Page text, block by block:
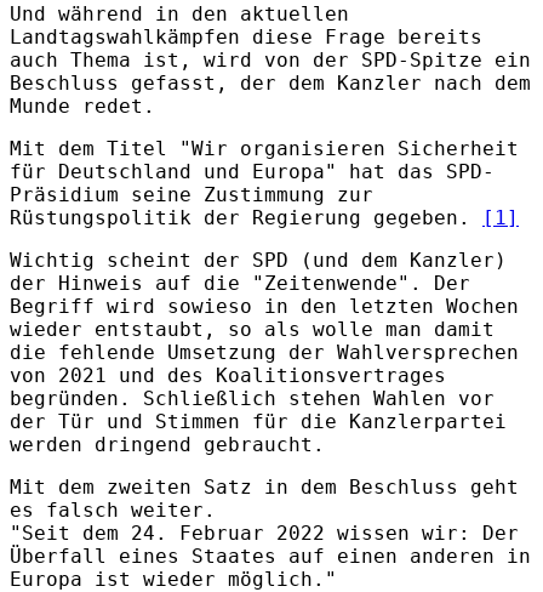
Und während in den aktuellen
Landtagswahlkämpfen diese Frage bereits
auch Thema ist, wird von der SPD-Spitze ein
Beschluss gefasst, der dem Kanzler nach dem
Munde redet.
Mit dem Titel "Wir organisieren Sicherheit
für Deutschland und Europa" hat das SPD-
Präsidium seine Zustimmung zur
Rüstungspolitik der Regierung gegeben.
[1]
Wichtig scheint der SPD (und dem Kanzler)
der Hinweis auf die "Zeitenwende". Der
Begriff wird sowieso in den letzten Wochen
wieder entstaubt, so als wolle man damit
die fehlende Umsetzung der Wahlversprechen
von 2021 und des Koalitionsvertrages
begründen. Schließlich stehen Wahlen vor
der Tür und Stimmen für die Kanzlerpartei
werden dringend gebraucht.
Mit dem zweiten Satz in dem Beschluss geht
es falsch weiter.
"Seit dem 24. Februar 2022 wissen wir: Der
Überfall eines Staates auf einen anderen in
Europa ist wieder möglich."